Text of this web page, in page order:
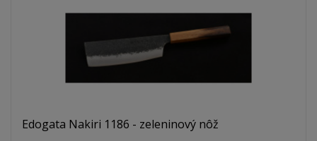
Edogata Nakiri 1186 - zeleninový nôž